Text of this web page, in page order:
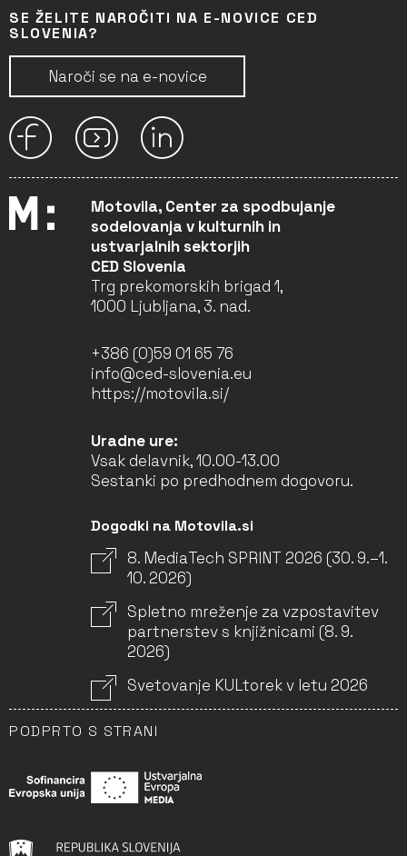
SE ŽELITE NAROČITI NA E-NOVICE CED
SLOVENIA?
Naroči se na e-novice
Motovila, Center za spodbujanje
sodelovanja v kulturnih in
ustvarjalnih sektorjih
CED Slovenia
Trg prekomorskih brigad 1,
1000 Ljubljana, 3. nad.
+386 (0)59 01 65 76
info@ced-slovenia.eu
https://motovila.si/
Uradne ure:
Vsak delavnik, 10.00-13.00
Sestanki po predhodnem dogovoru.
Dogodki na Motovila.si
8. MediaTech SPRINT 2026 (30. 9.–1.
10. 2026)
Spletno mreženje za vzpostavitev
partnerstev s knjižnicami (8. 9.
2026)
Svetovanje KULtorek v letu 2026
PODPRTO S STRANI